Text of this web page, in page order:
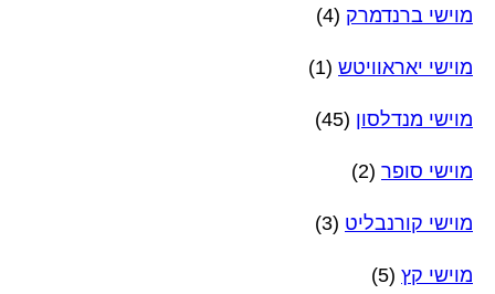
מוישי ברנדמרק (4)
מוישי יאראוויטש (1)
מוישי מנדלסון (45)
מוישי סופר (2)
מוישי קורנבליט (3)
מוישי קץ (5)